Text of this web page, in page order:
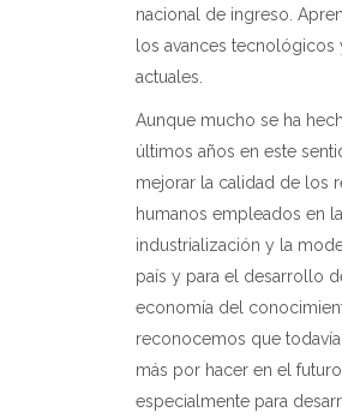
nacional de ingreso.
los avances tecnológicos
actuales.
Aunque mucho se ha
últimos años en este
mejorar la calidad de los
humanos empleados en la
industrialización y la
país y para el desarrollo
economía del
reconocemos que
más por hacer en el futuro,
especialmente para